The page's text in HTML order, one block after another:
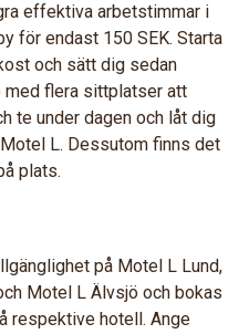
effektiva arbetstimmar i
för endast 150 SEK. Starta
och sätt dig sedan
med flera sittplatser att
te under dagen och låt dig
L. Dessutom finns det
plats.
på Motel L Lund,
Motel L Älvsjö och bokas
respektive hotell. Ange